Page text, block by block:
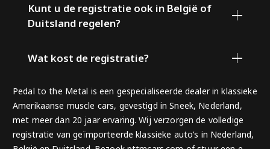
Kunt u de registratie ook in België of
Duitsland regelen?
Wat kost de registratie?
Pedal to the Metal is een gespecialiseerde dealer in klassieke
Amerikaanse muscle cars, gevestigd in Sneek, Nederland,
met meer dan 20 jaar ervaring. Wij verzorgen de volledige
registratie van geïmporteerde klassieke auto’s in Nederland,